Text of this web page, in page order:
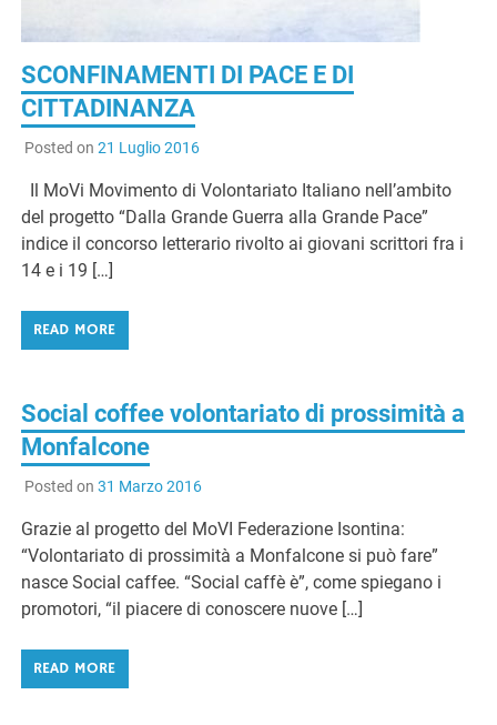
SCONFINAMENTI DI PACE E DI
CITTADINANZA
Posted on 21 Luglio 2016
Il MoVi Movimento di Volontariato Italiano nell’ambito
del progetto “Dalla Grande Guerra alla Grande Pace”
indice il concorso letterario rivolto ai giovani scrittori fra i
14 e i 19 […]
READ MORE
Social coffee volontariato di prossimità a
Monfalcone
Posted on 31 Marzo 2016
Grazie al progetto del MoVI Federazione Isontina:
“Volontariato di prossimità a Monfalcone si può fare”
nasce Social caffee. “Social caffè è”, come spiegano i
promotori, “il piacere di conoscere nuove […]
READ MORE